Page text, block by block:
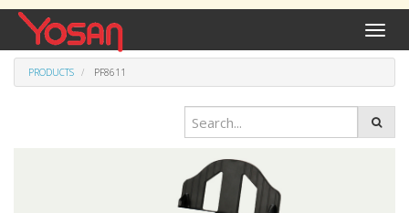
Toggle
PRODUCTS PF8611